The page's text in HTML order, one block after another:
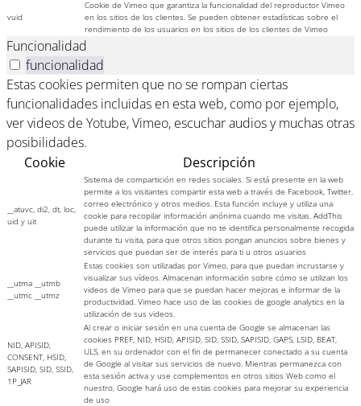
vuid
Cookie de Vimeo que garantiza la funcionalidad del reproductor Vimeo
en los sitios de los clientes. Se pueden obtener estadísticas sobre el
rendimiento de los usuarios en los sitios de los clientes de Vimeo
Funcionalidad
funcionalidad
Estas cookies permiten que no se rompan ciertas
funcionalidades incluidas en esta web, como por ejemplo,
ver videos de Yotube, Vimeo, escuchar audios y muchas otras
posibilidades.
Cookie
Descripción
__atuvc, di2, dt, loc,
uid y uit
Sistema de compartición en redes sociales. Si está presente en la web
permite a los visitantes compartir esta web a través de Facebook, Twitter,
correo electrónico y otros medios. Esta función incluye y utiliza una
cookie para recopilar información anónima cuando me visitas. AddThis
puede utilizar la información que no te identifica personalmente recogida
durante tu visita, para que otros sitios pongan anuncios sobre bienes y
servicios que puedan ser de interés para ti u otros usuarios
__utma __utmb
__utmc __utmz
Estas cookies son utilizadas por Vimeo, para que puedan incrustarse y
visualizar sus vídeos. Almacenan información sobre cómo se utilizan los
videos de Vimeo para que se puedan hacer mejoras e informar de la
productividad. Vimeo hace uso de las cookies de google analytics en la
utilización de sus videos.
NID, APISID,
CONSENT, HSID,
SAPISID, SID, SSID,
1P_JAR
Al crear o iniciar sesión en una cuenta de Google se almacenan las
cookies PREF, NID, HSID, APISID, SID, SSID, SAPISID, GAPS, LSID, BEAT,
ULS, en su ordenador con el fin de permanecer conectado a su cuenta
de Google al visitar sus servicios de nuevo. Mientras permanezca con
esta sesión activa y use complementos en otros sitios Web como el
nuestro, Google hará uso de estas cookies para mejorar su experiencia
de uso